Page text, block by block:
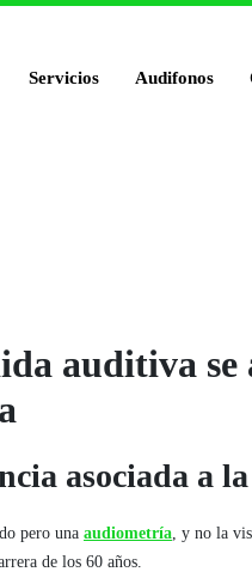
Servicios Audifonos
auditiva se
asociada a
pero una audiometría, y no la
de los 60 años.